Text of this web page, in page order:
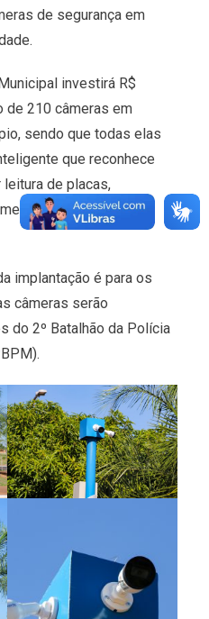
de segurança em
investirá R$
de 210 câmeras em
sendo que todas elas
que reconhece
de placas,
e vigilância dos
implantação é para os
câmeras serão
do 2º Batalhão da Polícia